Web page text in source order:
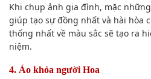
Khi chụp ảnh gia đình, mặc
giúp tạo sự đồng nhất và hài hòa
thống nhất về màu sắc sẽ tạo ra
niệm.
4. Áo khỏa người Hoa